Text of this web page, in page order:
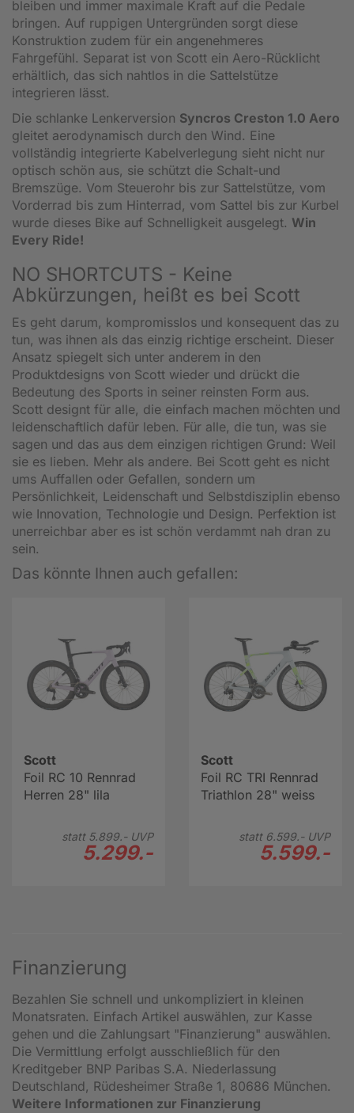
bleiben und immer maximale Kraft auf die Pedale
bringen. Auf ruppigen Untergründen sorgt diese
Konstruktion zudem für ein angenehmeres
Fahrgefühl. Separat ist von Scott ein Aero-Rücklicht
erhältlich, das sich nahtlos in die Sattelstütze
integrieren lässt.
Die schlanke Lenkerversion Syncros Creston 1.0 Aero
gleitet aerodynamisch durch den Wind. Eine
vollständig integrierte Kabelverlegung sieht nicht nur
optisch schön aus, sie schützt die Schalt-und
Bremszüge. Vom Steuerohr bis zur Sattelstütze, vom
Vorderrad bis zum Hinterrad, vom Sattel bis zur Kurbel
wurde dieses Bike auf Schnelligkeit ausgelegt. Win
Every Ride!
NO SHORTCUTS - Keine
Abkürzungen, heißt es bei Scott
Es geht darum, kompromisslos und konsequent das zu
tun, was ihnen als das einzig richtige erscheint. Dieser
Ansatz spiegelt sich unter anderem in den
Produktdesigns von Scott wieder und drückt die
Bedeutung des Sports in seiner reinsten Form aus.
Scott designt für alle, die einfach machen möchten und
leidenschaftlich dafür leben. Für alle, die tun, was sie
sagen und das aus dem einzigen richtigen Grund: Weil
sie es lieben. Mehr als andere. Bei Scott geht es nicht
ums Auffallen oder Gefallen, sondern um
Persönlichkeit, Leidenschaft und Selbstdisziplin ebenso
wie Innovation, Technologie und Design. Perfektion ist
unerreichbar aber es ist schön verdammt nah dran zu
sein.
Das könnte Ihnen auch gefallen:
Scott
Foil RC 10 Rennrad
Herren 28" lila
statt 5.899.-UVP
5.299.-
Scott
Foil RC TRI Rennrad
Triathlon 28" weiss
statt 6.599.-UVP
5.599.-
Finanzierung
Bezahlen Sie schnell und unkompliziert in kleinen
Monatsraten. Einfach Artikel auswählen, zur Kasse
gehen und die Zahlungsart "Finanzierung" auswählen.
Die Vermittlung erfolgt ausschließlich für den
Kreditgeber BNP Paribas S.A. Niederlassung
Deutschland, Rüdesheimer Straße 1, 80686 München.
Weitere Informationen zur Finanzierung